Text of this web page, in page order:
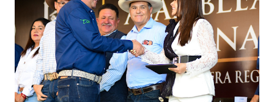
Nieto, entre Jesús F. Elizondo y la calle 22 de Octubre, con
lo que se aplicará pintura en 66 casas. Posteriormente se
llevará este programa a Villas de Nuestra Señora de la
Asunción, Avenida Alameda y Decreto 27 de Septiembre, en
los edificios FOVISSSTE Ojo de Agua, en la comunidad
Norias de Paso Hondo y en los edificios de...